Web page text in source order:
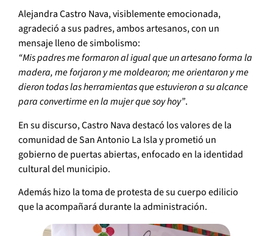
Alejandra Castro Nava, visiblemente emocionada,
agradeció a sus padres, ambos artesanos, con un
mensaje lleno de simbolismo:
“Mis padres me formaron al igual que un artesano forma la
madera, me forjaron y me moldearon; me orientaron y me
dieron todas las herramientas que estuvieron a su alcance
para convertirme en la mujer que soy hoy”.
En su discurso, Castro Nava destacó los valores de la
comunidad de San Antonio La Isla y prometió un
gobierno de puertas abiertas, enfocado en la identidad
cultural del municipio.
Además hizo la toma de protesta de su cuerpo edilicio
que la acompañará durante la administración.